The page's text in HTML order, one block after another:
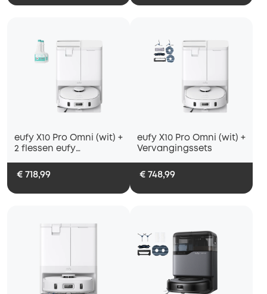
eufy X10 Pro Omni (wit) +
2 flessen eufy
€ 718,99
eufy X10 Pro Omni (wit) +
Vervangingssets
€ 748,99